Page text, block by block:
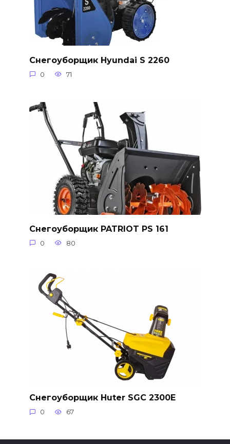
Снегоуборщик Hyundai S 2260
0 71
Снегоуборщик PATRIOT PS 161
0 80
Снегоуборщик Huter SGC 2300E
0 67